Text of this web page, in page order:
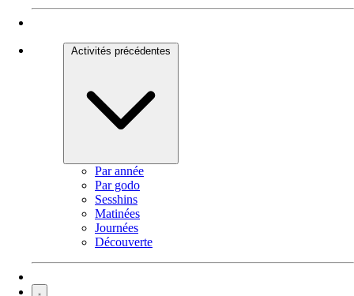
Activités précédentes
Par année
Par godo
Sesshins
Matinées
Journées
Découverte